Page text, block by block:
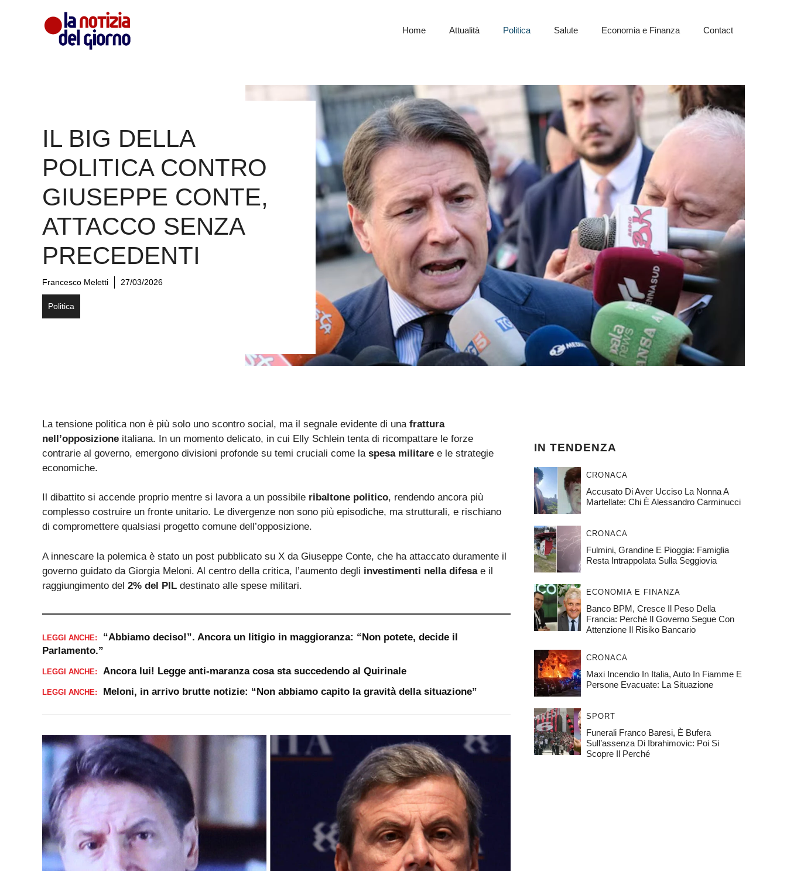
Home Attualità Politica Salute Economia e Finanza Contact
IL BIG DELLA
POLITICA CONTRO
GIUSEPPE CONTE,
ATTACCO SENZA
PRECEDENTI
Francesco Meletti 27/03/2026
Politica
La tensione politica non è più solo uno scontro social, ma il segnale evidente di una frattura
nell’opposizione italiana. In un momento delicato, in cui Elly Schlein tenta di ricompattare le forze
contrarie al governo, emergono divisioni profonde su temi cruciali come la spesa militare e le strategie
economiche.
Il dibattito si accende proprio mentre si lavora a un possibile ribaltone politico, rendendo ancora più
complesso costruire un fronte unitario. Le divergenze non sono più episodiche, ma strutturali, e rischiano
di compromettere qualsiasi progetto comune dell’opposizione.
A innescare la polemica è stato un post pubblicato su X da Giuseppe Conte, che ha attaccato duramente il
governo guidato da Giorgia Meloni. Al centro della critica, l’aumento degli investimenti nella difesae il
raggiungimento del 2% del PIL destinato alle spese militari.
LEGGI ANCHE:
“Abbiamo deciso!”. Ancora un litigio in maggioranza: “Non potete, decide il
Parlamento.”
LEGGI ANCHE: Ancora lui! Legge anti-maranza cosa sta succedendo al Quirinale
LEGGI ANCHE: Meloni, in arrivo brutte notizie: “Non abbiamo capito la gravità della situazione”
IN TENDENZA
CRONACA
Accusato Di Aver Ucciso La Nonna A
Martellate: Chi È Alessandro Carminucci
CRONACA
Fulmini, Grandine E Pioggia: Famiglia
Resta Intrappolata Sulla Seggiovia
ECONOMIA E FINANZA
Banco BPM, Cresce Il Peso Della
Francia: Perché Il Governo Segue Con
Attenzione Il Risiko Bancario
CRONACA
Maxi Incendio In Italia, Auto In Fiamme E
Persone Evacuate: La Situazione
SPORT
Funerali Franco Baresi, È Bufera
Sull’assenza Di Ibrahimovic: Poi Si
Scopre Il Perché